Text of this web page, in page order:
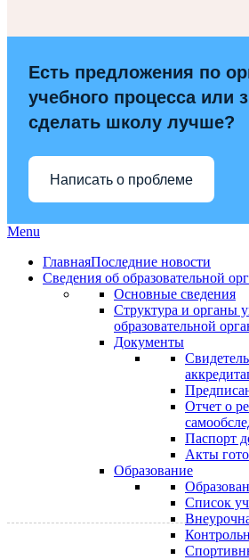
Есть предложения по
учебного процесса или
сделать школу лучше?
Написать о проблеме
Menu
ГлавнаяПоследние новости
Сведения об образовательной
Основные сведения
Структура и органы
образовательной
Документы
Отчет о
Паспорт
Акты
Образование
Список